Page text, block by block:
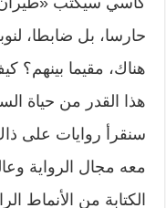
حارسا، بل ضابطا،
هناك، مقيما بينهم؟
هذا القدر من حياة
سنقرأ روايات على
معه مجال الرواية
الكتابة من الأنماط